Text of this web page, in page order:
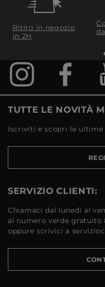
Ritiro in negozio
in 2H
TUTTE LE NOVITÀ
Iscriviti e scopri le
SERVIZIO CLIENTI:
Chiamaci dal lunedì al
al numero verde gratuito
oppure scrivici a